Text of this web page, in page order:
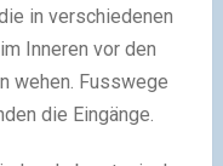
in verschiedenen
Inneren vor den
wehen. Fusswege
die Eingänge.